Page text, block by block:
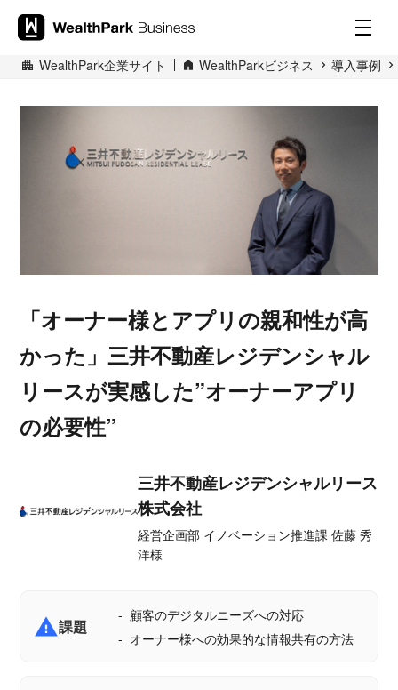
WealthPark企業サイト WealthParkビジネス 導入事例
「オーナー様とアプリの親和性が高
かった」三井不動産レジデンシャル
リースが実感した”オーナーアプリ
の必要性”
三井不動産レジデンシャルリース
株式会社
経営企画部 イノベーション推進課 佐藤 秀
洋様
report_problem課題
顧客のデジタルニーズへの対応
オーナー様への効果的な情報共有の方法